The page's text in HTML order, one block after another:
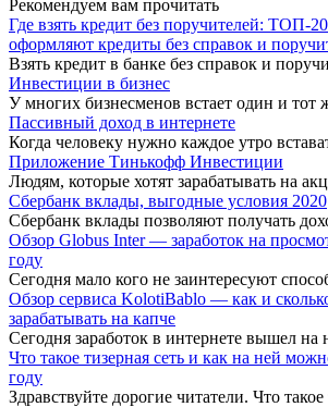
Рекомендуем вам прочитать
Где взять кредит без поручителей: ТОП-
оформляют кредиты без справок и
Взять кредит в банке без справок и
Инвестиции в бизнес
У многих бизнесменов встает один и тот
Пассивный доход в интернете
Когда человеку нужно каждое утро
Приложение Тинькофф Инвестиции
Людям, которые хотят зарабатывать на
Сбербанк вклады, выгодные условия 2020
Сбербанк вклады позволяют получать
Обзор Globus Inter — заработок на
году
Сегодня мало кого не заинтересуют
Обзор сервиса KolotiBablo — как и
зарабатывать на капче
Сегодня заработок в интернете вышел на
Что такое тизерная сеть и как на ней
году
Здравствуйте дорогие читатели. Что такое